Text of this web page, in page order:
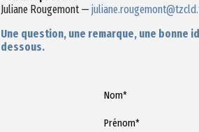
Juliane Rougemont —
Une question, une remarque, une bonne
dessous.
Nom*
Prénom*